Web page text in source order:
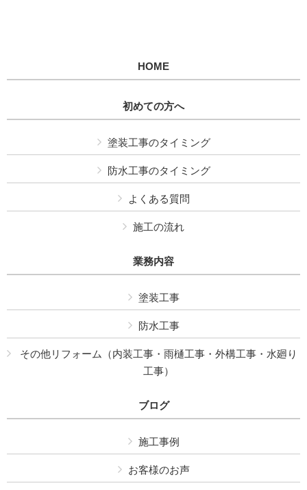
HOME
初めての方へ
塗装工事のタイミング
防水工事のタイミング
よくある質問
施工の流れ
業務内容
塗装工事
防水工事
その他リフォーム（内装工事・雨樋工事・外構工事・水廻り
工事）
ブログ
施工事例
お客様のお声